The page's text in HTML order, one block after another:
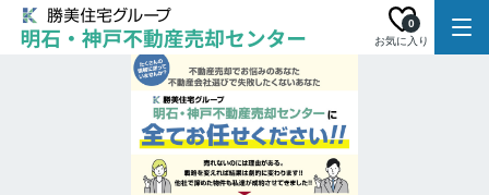
お気に入り
0